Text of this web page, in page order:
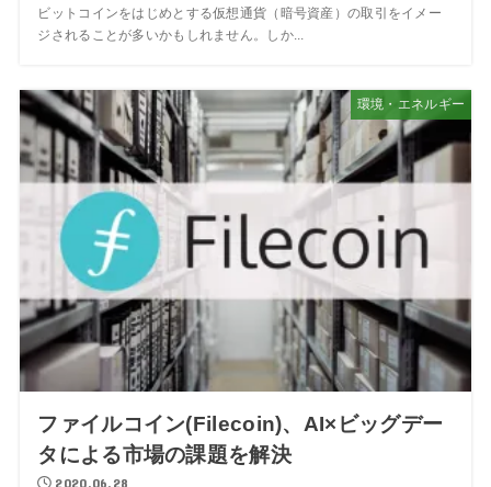
ビットコインをはじめとする仮想通貨（暗号資産）の取引をイメー
ジされることが多いかもしれません。しか...
環境・エネルギー
ファイルコイン(Filecoin)、AI×ビッグデー
タによる市場の課題を解決
2020.06.28